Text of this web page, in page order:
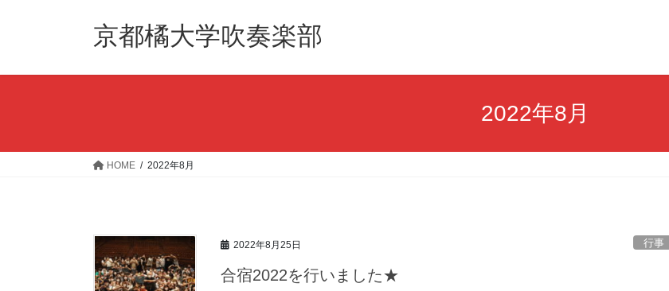
京都橘大学吹奏楽部
2022年8月
HOME 2022年8月
2022年8月25日 行事
合宿2022を行いました★